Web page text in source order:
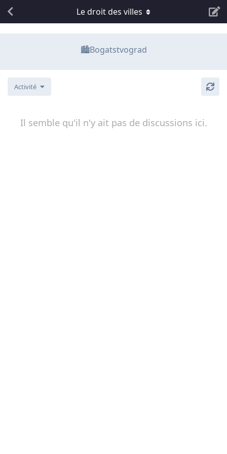
🏙️Bogatstvograd
Le droit des villes
Activité
Il semble qu'il n'y ait pas de discussions ici.